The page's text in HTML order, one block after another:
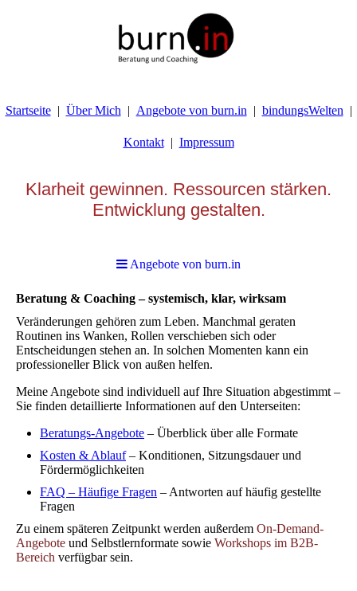
Startseite Über Mich Angebote von burn.in bindungsWelten
Kontakt Impressum
Klarheit gewinnen. Ressourcen stärken.
Entwicklung gestalten.
Angebote von burn.in
Beratung & Coaching – systemisch, klar, wirksam
Veränderungen gehören zum Leben. Manchmal geraten
Routinen ins Wanken, Rollen verschieben sich oder
Entscheidungen stehen an. In solchen Momenten kann ein
professioneller Blick von außen helfen.
Meine Angebote sind individuell auf Ihre Situation abgestimmt –
Sie finden detaillierte Informationen auf den Unterseiten:
Beratungs-Angebote – Überblick über alle Formate
Kosten & Ablauf– Konditionen, Sitzungsdauer und
Fördermöglichkeiten
FAQ – Häufige Fragen – Antworten auf häufig gestellte
Fragen
Zu einem späteren Zeitpunkt werden außerdem On-Demand-
Angebote und Selbstlernformate sowie Workshops im B2B-
Bereich verfügbar sein.